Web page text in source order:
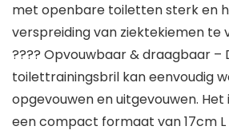
met openbare toiletten sterk en
verspreiding van ziektekiemen te
???? Opvouwbaar & draagbaar –
toilettrainingsbril kan eenvoudig
opgevouwen en uitgevouwen.
een compact formaat van 17cm L